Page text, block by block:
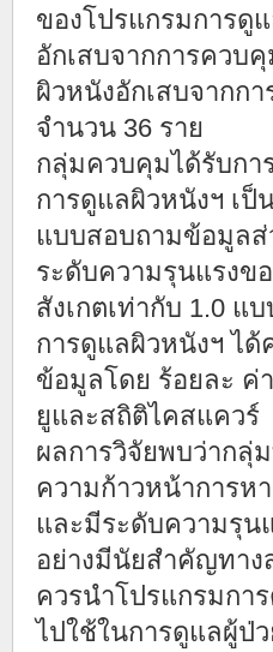
ของโปรแกรมการดู
อักเสบจากการควบ
ผิวหนังอักเสบจากก
จำนวน 36 ราย
กลุ่มควบคุมได้รับกา
การดูแลผิวหนังฯ เป็
แบบสอบถามข้อมูล
ระดับความรุนแรงข
สังเกตเท่ากับ 1.0
การดูแลผิวหนังฯ ได้
ข้อมูลโดย ร้อยละ ค่
ยูและสถิติไคสแควร์
ผลการวิจัยพบว่ากลุ่
ความก้าวหน้าการห
และมีระดับความรุน
อย่างมีนัยสำคัญทาง
ควรนำโปรแกรมกา
ไปใช้ในการดูแลผู้ป่